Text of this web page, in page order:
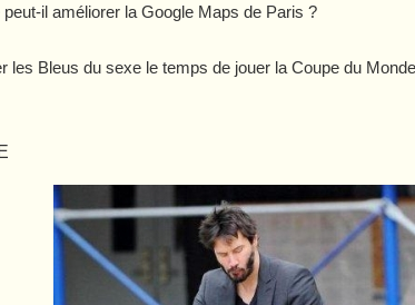
il améliorer la Google Maps de Paris ?
les Bleus du sexe le temps de jouer la Coupe du